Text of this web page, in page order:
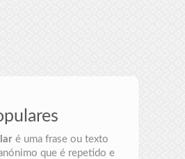
é uma frase ou texto
que é repetido e